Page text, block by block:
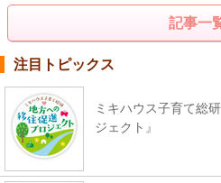
記事一
注目トピックス
ミキハウス子育て総
ジェクト』